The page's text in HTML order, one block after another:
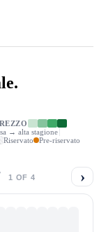
→ alta stagione
Riservato
Pre-riservato
1 OF 4 ›